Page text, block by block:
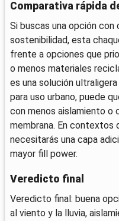
Comparativa rápida
Si buscas una opción
sostenibilidad, esta
frente a opciones que
o menos materiales
es una solución
para uso urbano, puede
con menos aislamiento
membrana. En contextos
necesitarás una capa
mayor fill power.
Veredicto final
Veredicto final: buena
al viento y la lluvia,